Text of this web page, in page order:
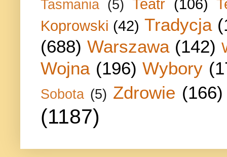
Tasmania (5) Teatr (106)
Koprowski (42) Tradycja
(688) Warszawa (142)
Wojna (196) Wybory
Sobota (5) Zdrowie (166)
(1187)